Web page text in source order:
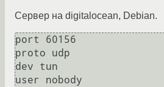
Сервер на digitalocean, Debian.
port 60156
proto udp
dev tun
user nobody